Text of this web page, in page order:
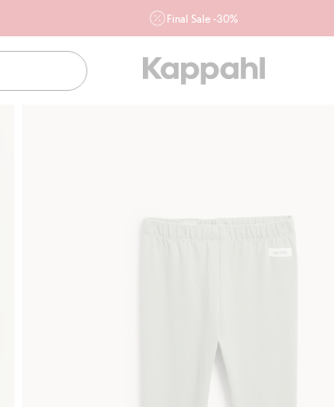
Final Sale -30%
ofertę, również z działu outlet do 10.8 w sklepach Kappahl i
Newbie oraz na kappahl.com. Ofert nie łączymy